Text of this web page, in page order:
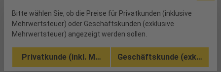
Bitte wählen Sie, ob die Preise für Privatkunden (inklusive
Mehrwertsteuer) oder Geschäftskunden (exklusive
Mehrwertsteuer) angezeigt werden sollen.
Privatkunde (inkl. MwSt.) Geschäftskunde (exkl.